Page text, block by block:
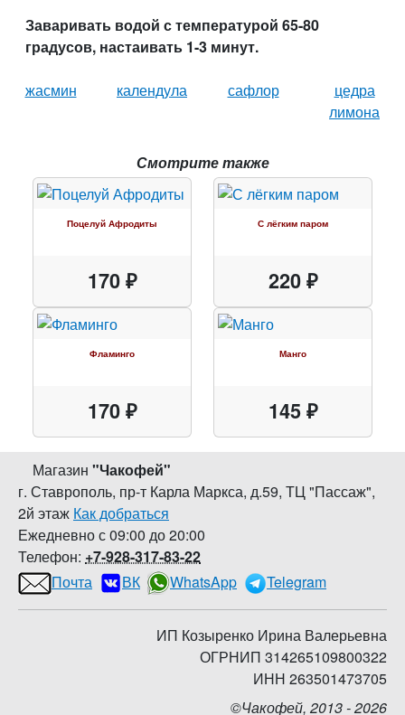
Заваривать водой с температурой 65-80
градусов, настаивать 1-3 минут.
жасмин календула сафлор
цедра
лимона
Смотрите также
Поцелуй Афродиты
170 ₽
С лёгким паром
220 ₽
Фламинго
170 ₽
Манго
145 ₽
Магазин "Чакофей"
г. Ставрополь, пр-т Карла Маркса, д.59, ТЦ "Пассаж",
2й этаж Как добраться
Ежедневно с 09:00 до 20:00
Телефон: +7-928-317-83-22
Почта
ВК WhatsApp Telegram
ИП Козыренко Ирина Валерьевна
ОГРНИП 314265109800322
ИНН 263501473705
©Чакофей, 2013 - 2026